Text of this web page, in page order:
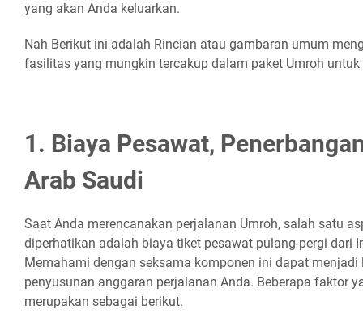
yang akan Anda keluarkan.
Nah Berikut ini adalah Rincian atau gambaran umum
fasilitas yang mungkin tercakup dalam paket Umroh
1. Biaya Pesawat,
Arab Saudi
Saat Anda merencanakan perjalanan Umroh, salah satu
diperhatikan adalah biaya tiket pesawat pulang-pergi dari
Memahami dengan seksama komponen ini dapat
penyusunan anggaran perjalanan Anda. Beberapa faktor
merupakan sebagai berikut.